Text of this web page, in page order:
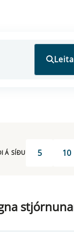
Leita
Á SÍÐU 5 10